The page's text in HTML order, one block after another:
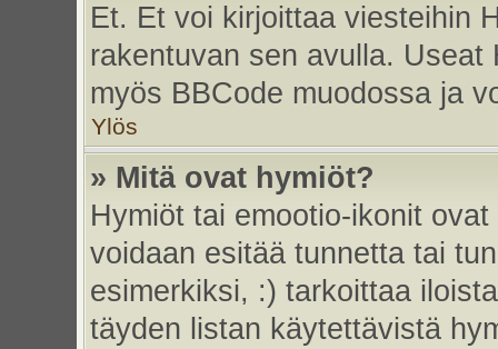
Et. Et voi kirjoittaa viesteihin
rakentuvan sen avulla.
myös BBCode muodossa ja
Ylös
» Mitä ovat hymiöt?
Hymiöt tai emootio-ikonit
voidaan esitää tunnetta tai
esimerkiksi, :) tarkoittaa
täyden listan käytettävistä